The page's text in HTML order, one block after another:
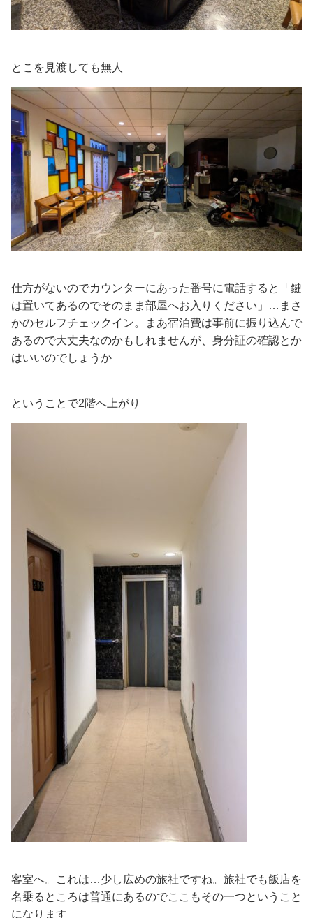
とこを見渡しても無人
仕方がないのでカウンターにあった番号に電話すると「鍵
は置いてあるのでそのまま部屋へお入りください」…まさ
かのセルフチェックイン。まあ宿泊費は事前に振り込んで
あるので大丈夫なのかもしれませんが、身分証の確認とか
はいいのでしょうか
ということで2階へ上がり
客室へ。これは…少し広めの旅社ですね。旅社でも飯店を
名乗るところは普通にあるのでここもその一つということ
になります